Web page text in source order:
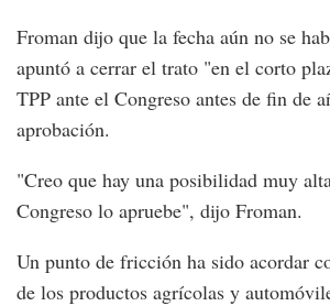
Froman dijo que la fecha aún no se
apuntó a cerrar el trato "en el corto
TPP ante el Congreso antes de fin de
aprobación.
"Creo que hay una posibilidad muy
Congreso lo apruebe", dijo Froman.
Un punto de fricción ha sido acordar
de los productos agrícolas y